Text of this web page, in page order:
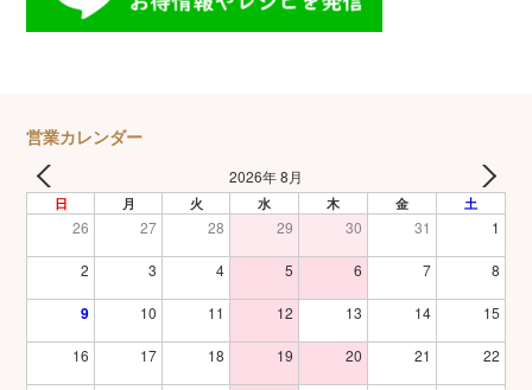
営業カレンダー
2026年 8月
日 月 火 水 木 金 土
26 27 28 29 30 31 1
2 3 4 5 6 7 8
9 10 11 12 13 14 15
16 17 18 19 20 21 22